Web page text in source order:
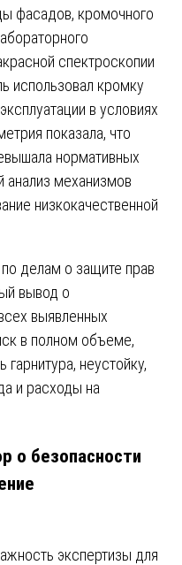
фасадов, кромочного
спектроскопии
использовал кромку
в условиях
показала, что
нормативных
анализ механизмов
низкокачественной
делам о защите прав
вывод о
выявленных
в полном объеме,
неустойку,
и расходы на
о безопасности
экспертизы для